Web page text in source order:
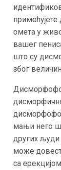
омета у
вашег
што су
због
мањи него
других људи
може
са